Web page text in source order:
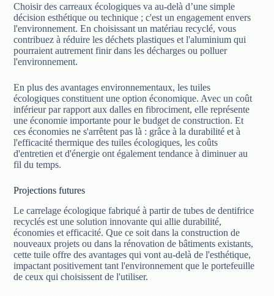
Choisir des carreaux écologiques va au-delà d’une simple
décision esthétique ou technique ; c'est un engagement envers
l'environnement. En choisissant un matériau recyclé, vous
contribuez à réduire les déchets plastiques et l'aluminium qui
pourraient autrement finir dans les décharges ou polluer
l'environnement.
En plus des avantages environnementaux, les tuiles
écologiques constituent une option économique. Avec un coût
inférieur par rapport aux dalles en fibrociment, elle représente
une économie importante pour le budget de construction. Et
ces économies ne s'arrêtent pas là : grâce à la durabilité et à
l'efficacité thermique des tuiles écologiques, les coûts
d'entretien et d'énergie ont également tendance à diminuer au
fil du temps.
Projections futures
Le carrelage écologique fabriqué à partir de tubes de dentifrice
recyclés est une solution innovante qui allie durabilité,
économies et efficacité. Que ce soit dans la construction de
nouveaux projets ou dans la rénovation de bâtiments existants,
cette tuile offre des avantages qui vont au-delà de l'esthétique,
impactant positivement tant l'environnement que le portefeuille
de ceux qui choisissent de l'utiliser.